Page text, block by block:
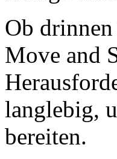
Ob
Move and
langlebig,
bereiten.